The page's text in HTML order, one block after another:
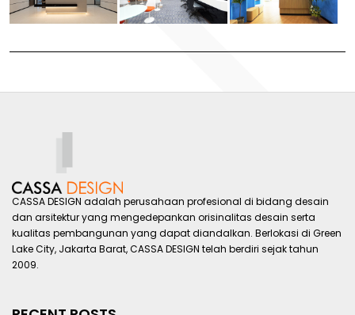
CASSA DESIGN adalah perusahaan profesional di bidang desain
dan arsitektur yang mengedepankan orisinalitas desain serta
kualitas pembangunan yang dapat diandalkan. Berlokasi di Green
Lake City, Jakarta Barat, CASSA DESIGN telah berdiri sejak tahun
2009.